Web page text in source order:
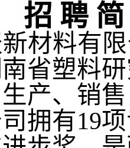
聘 简
材料有
省塑料
产、销
拥有19